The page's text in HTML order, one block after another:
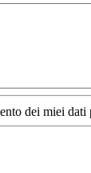
dei miei